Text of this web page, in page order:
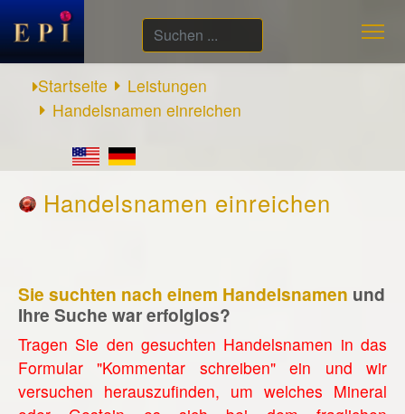
Suchen
...
Startseite
Leistungen
Handelsnamen einreichen
Handelsnamen einreichen
Sie suchten nach einem Handelsnamen und
Ihre Suche war erfolglos?
Tragen Sie den gesuchten Handelsnamen in das
Formular "Kommentar schreiben" ein und wir
versuchen herauszufinden, um welches Mineral